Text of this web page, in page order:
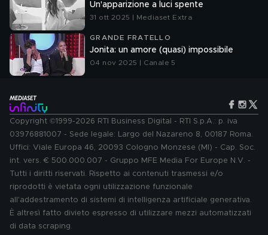
Un'apparizione a luci spente
31 ott 2025 | Mediaset Extra
GRANDE FRATELLO
Jonita: un amore (quasi) impossibile
04 nov 2025 | Canale 5
Copyright ©1999-2026 RTI Business Digital - RTI S.p.A.: p. iva
03976881007 - Sede legale: Largo del Nazareno 8, 00187 Roma.
Uffici: Viale Europa 46, 20093 Cologno Monzese (MI) - Cap. Soc.
int. vers. € 500.000.007 - Gruppo MFE Media For Europe N.V. -
Tutti i diritti riservati. Rispetto ai contenuti trasmessi e/o
riprodotti è vietata ogni utilizzazione funzionale
all'addestramento di sistemi di intelligenza artificiale generativa.
È altresì fatto divieto espresso di utilizzare mezzi automatizzati
di data scraping.